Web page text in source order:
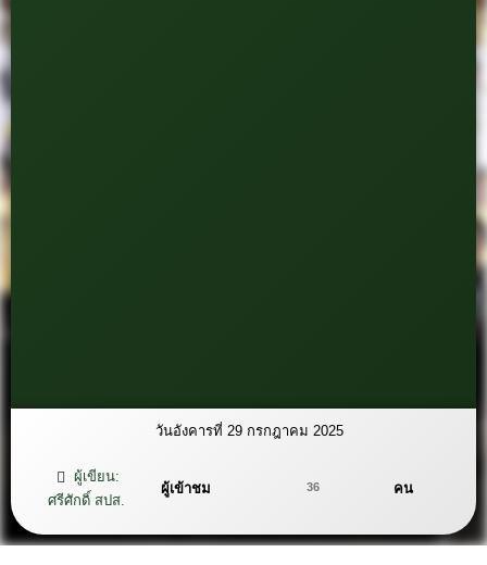
วันอังคารที่ 29 กรกฎาคม 2025
ผู้เขียน:
ศรีศักดิ์ สปส.
ผู้เข้าชม 36 คน